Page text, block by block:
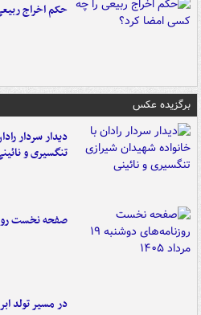
حکم اخراج
برگزیده عکس
دیدار سردار
تنگسیری و
صفحه نخست
در مسیر تولد